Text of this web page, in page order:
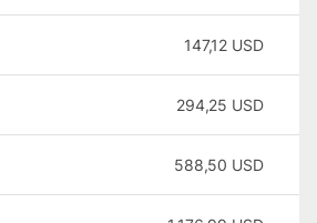
147,12 USD
294,25 USD
588,50 USD